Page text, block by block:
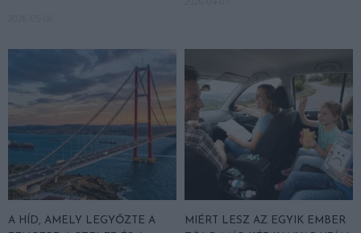
A HÍD, AMELY LEGYŐZTE A
MIÉRT LESZ AZ EGYIK EMBER